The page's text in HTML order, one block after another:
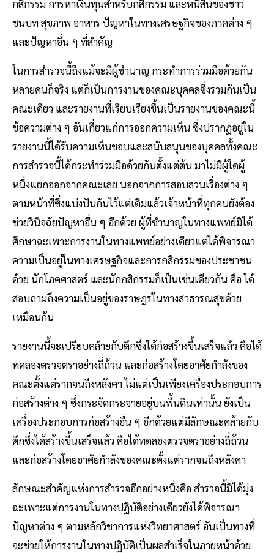
กสิกรรม การหาเงินทุนสําหรับกสิกรรม และหนี้สินของชาว
ชนบท สุขภาพ อาหาร ปัญหาในทางเศรษฐกิจของภาคต่าง ๆ
และปัญหาอื่น ๆ ที่สําคัญ
ในการสํารวจนี้ถึงแม้จะมีผู้ชํานาญ กระทําการร่วมมือด้วยกัน
หลายคนก็จริง แต่ก็เป็นการงานของคณะบุคคลซึ่งรวมกันเป็น
คณะเดียว และรายงานที่เรียบเรียงขึ้นเป็นรายงานของคณะนี้
ข้อความต่าง ๆ อันเกี่ยวแก่การออกความเห็น ซึ่งปรากฏอยู่ใน
รายงานนี้ได้รับความเห็นชอบและสนับสนุนของบุคคลทั้งคณะ
การสํารวจนี้ได้กระทําร่วมมือด้วยกันตั้งแต่ต้น มาไม่มีผู้ใดผู้
หนึ่งแยกออกจากคณะเลย นอกจากการสอบสวนเรื่องต่าง ๆ
ตามหน้าที่ซึ่งแบ่งปันกันไว้แต่เดิมแล้วเจ้าหน้าที่ทุกคนยังต้อง
ช่วยวินิจฉัยปัญหาอื่น ๆ อีกด้วย ผู้ที่ชํานาญในทางแพทย์มิได้
ศึกษาฉะเพาะการงานในทางแพทย์อย่างเดียวแต่ได้พิจารณา
ความเป็นอยู่ในทางเศรษฐกิจและการกสิกรรมของประชาชน
ด้วย นักโภคศาสตร์ และนักกสิกรรมก็เป็นเช่นเดียวกัน คือ ได้
สอบถามถึงความเป็นอยู่ของราษฎรในทางสาธารณสุขด้วย
เหมือนกัน
รายงานนี้จะเปรียบคล้ายกับตึกซึ่งได้ก่อสร้างขึ้นเสร็จแล้ว คือได้
ทดลองตรวจตราอย่างถี่ถ้วน และก่อสร้างโดยอาศัยกําลังของ
คณะตั้งแต่รากจนถึงหลังคา ไม่แต่เป็นเพียงเครื่องประกอบการ
ก่อสร้างต่าง ๆ ซึ่งกระจัดกระจายอยู่บนพื้นดินเท่านั้น ยังเป็น
เครื่องประกอบการก่อสร้างอื่น ๆ อีกด้วยแต่มีลักษณะคล้ายกับ
ตึกซึ่งได้สร้างขึ้นเสร็จแล้ว คือได้ทดลองตรวจตราอย่างถี่ถ้วน
และก่อสร้างโดยอาศัยกําลังของคณะตั้งแต่รากจนถึงหลังคา
ลักษณะสําคัญแห่งการสํารวจอีกอย่างหนึ่งคือ สํารวจนี้มิได้มุ่ง
ฉะเพาะแต่การงานในทางปฏิบัติอย่างเดียวยังได้พิจารณา
ปัญหาต่าง ๆ ตามหลักวิชาการแห่งวิทยาศาสตร์ อันเป็นทางที่
จะช่วยให้การงานในทางปฏิบัติเป็นผลสําเร็จในภายหน้าด้วย